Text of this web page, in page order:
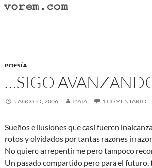
Saltar
POESÍA
…SIGO
5 AGOSTO, 2006 IYAIA 1 COMENTARIO
Sueños e ilusiones que casi fueron
rotos y olvidados por tantas razones
No quiero arrepentirme pero tampoco
Un pasado compartido pero para el futuro,